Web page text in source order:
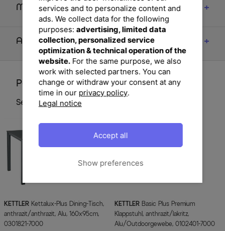
Maße
Artikelmerkmale & Materialien
Perfektionieren Sie Ihren Garten
Set Komponenten
KETTLER
anthrazit/anthrazit, Alu, 160x95cm,
0301821-7000
KETTLER
Klappstuhl, anthrazit/lakritz,
Alu/Outdoorgewebe, 0102401-7000
services and to personalize content and
ads. We collect data for the following
purposes: advertising, limited data
collection, personalized service
optimization & technical operation of the
website.For the same purpose, we also
work with selected partners. You can
change or withdraw your consent at any
time in our privacy policy.
Legal notice
Show preferences
Accept all